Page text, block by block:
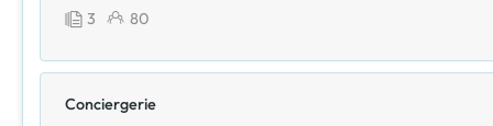
3 80
Conciergerie